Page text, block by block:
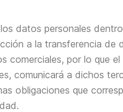
datos personales
a la transferencia de
comerciales, por lo que
comunicará a dichos
obligaciones que